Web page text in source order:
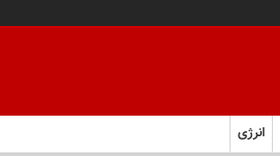
انرژی